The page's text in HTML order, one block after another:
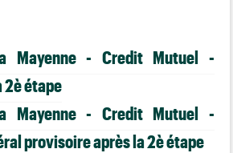
Mayenne - Credit Mutuel -
2è étape
Mayenne - Credit Mutuel -
provisoire après la 2è étape